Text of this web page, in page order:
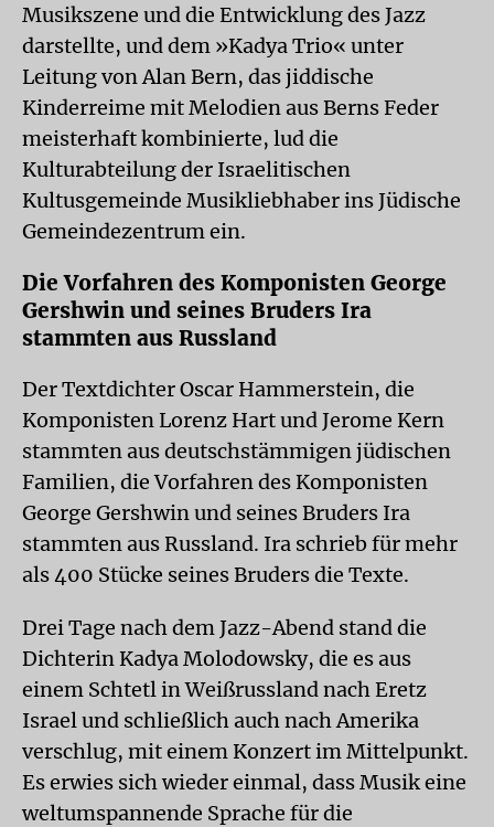
Musikszene und die Entwicklung des Jazz
darstellte, und dem »Kadya Trio« unter
Leitung von Alan Bern, das jiddische
Kinderreime mit Melodien aus Berns Feder
meisterhaft kombinierte, lud die
Kulturabteilung der Israeli­tischen
Kultusgemeinde Musikliebhaber ins Jüdische
Gemeindezentrum ein.
Die Vorfahren des Komponisten George
Gershwin und seines Bruders Ira
stammten aus Russland
Der Textdichter Oscar Hammerstein, die
Komponisten Lorenz Hart und Jerome Kern
stammten aus deutschstämmigen jüdischen
Familien, die Vorfahren des Komponisten
George Gershwin und seines Bruders Ira
stammten aus Russland. Ira schrieb für mehr
als 400 Stücke seines Bruders die Texte.
Drei Tage nach dem Jazz-Abend stand die
Dichterin Kadya Molodowsky, die es aus
einem Schtetl in Weißrussland nach Eretz
Israel und schließlich auch nach Amerika
verschlug, mit einem Konzert im Mittelpunkt.
Es erwies sich wieder einmal, dass Musik eine
weltumspannende Sprache für die